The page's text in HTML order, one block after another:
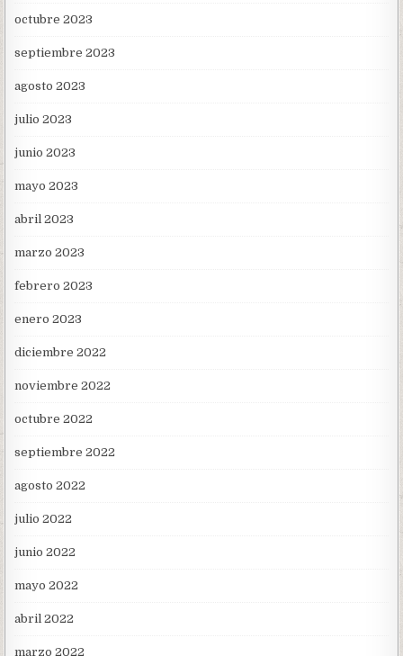
octubre 2023
septiembre 2023
agosto 2023
julio 2023
junio 2023
mayo 2023
abril 2023
marzo 2023
febrero 2023
enero 2023
diciembre 2022
noviembre 2022
octubre 2022
septiembre 2022
agosto 2022
julio 2022
junio 2022
mayo 2022
abril 2022
marzo 2022